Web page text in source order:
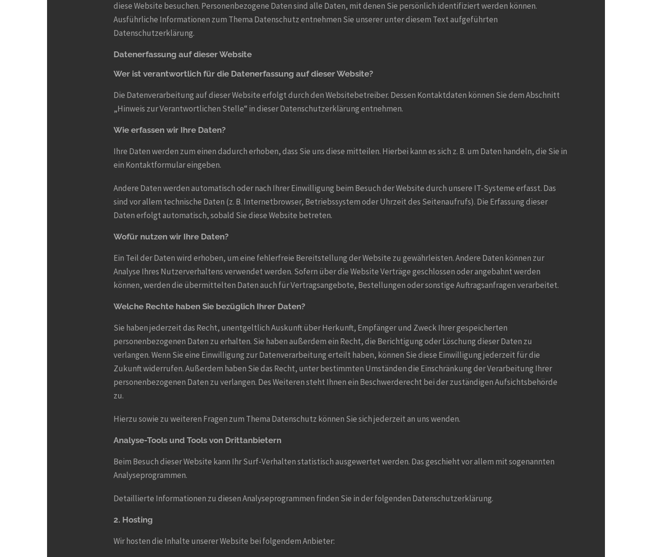
diese Website besuchen. Personenbezogene Daten sind alle Daten, mit denen Sie persönlich identifiziert werden können.
Ausführliche Informationen zum Thema Datenschutz entnehmen Sie unserer unter diesem Text aufgeführten
Datenschutzerklärung.
Datenerfassung auf dieser Website
Wer ist verantwortlich für die Datenerfassung auf dieser Website?
Die Datenverarbeitung auf dieser Website erfolgt durch den Websitebetreiber. Dessen Kontaktdaten können Sie dem Abschnitt
„Hinweis zur Verantwortlichen Stelle“ in dieser Datenschutzerklärung entnehmen.
Wie erfassen wir Ihre Daten?
Ihre Daten werden zum einen dadurch erhoben, dass Sie uns diese mitteilen. Hierbei kann es sich z. B. um Daten handeln, die Sie in
ein Kontaktformular eingeben.
Andere Daten werden automatisch oder nach Ihrer Einwilligung beim Besuch der Website durch unsere IT-Systeme erfasst. Das
sind vor allem technische Daten (z. B. Internetbrowser, Betriebssystem oder Uhrzeit des Seitenaufrufs). Die Erfassung dieser
Daten erfolgt automatisch, sobald Sie diese Website betreten.
Wofür nutzen wir Ihre Daten?
Ein Teil der Daten wird erhoben, um eine fehlerfreie Bereitstellung der Website zu gewährleisten. Andere Daten können zur
Analyse Ihres Nutzerverhaltens verwendet werden. Sofern über die Website Verträge geschlossen oder angebahnt werden
können, werden die übermittelten Daten auch für Vertragsangebote, Bestellungen oder sonstige Auftragsanfragen verarbeitet.
Welche Rechte haben Sie bezüglich Ihrer Daten?
Sie haben jederzeit das Recht, unentgeltlich Auskunft über Herkunft, Empfänger und Zweck Ihrer gespeicherten
personenbezogenen Daten zu erhalten. Sie haben außerdem ein Recht, die Berichtigung oder Löschung dieser Daten zu
verlangen. Wenn Sie eine Einwilligung zur Datenverarbeitung erteilt haben, können Sie diese Einwilligung jederzeit für die
Zukunft widerrufen. Außerdem haben Sie das Recht, unter bestimmten Umständen die Einschränkung der Verarbeitung Ihrer
personenbezogenen Daten zu verlangen. Des Weiteren steht Ihnen ein Beschwerderecht bei der zuständigen Aufsichtsbehörde
zu.
Hierzu sowie zu weiteren Fragen zum Thema Datenschutz können Sie sich jederzeit an uns wenden.
Analyse-Tools und Tools von Dritt­anbietern
Beim Besuch dieser Website kann Ihr Surf-Verhalten statistisch ausgewertet werden. Das geschieht vor allem mit sogenannten
Analyseprogrammen.
Detaillierte Informationen zu diesen Analyseprogrammen finden Sie in der folgenden Datenschutzerklärung.
2. Hosting
Wir hosten die Inhalte unserer Website bei folgendem Anbieter: